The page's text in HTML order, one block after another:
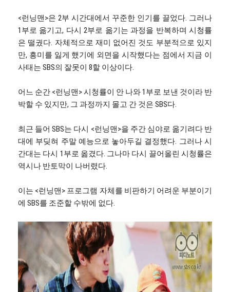
<런닝맨>은 2부 시간대에서 꾸준한 인기를 끌었다. 그러나
1부로 옮기고, 다시 2부로 옮기는 과정을 반복하며 시청률
은 떨궜다. 자체적으로 재미 없어진 것도 부분적으로 있지
만, 흥미를 잃게 했기에 외면을 시작했다는 점에서 지금 이
사태는 SBS의 잘못이 8할 이상이다.
어느 순간 <런닝맨> 시청률이 안 나와 1부로 보낸 것이라 반
박할 수 있지만, 그 과정까지 몰고 간 것은 SBS다.
최근 들어 SBS는 다시 <런닝맨>을 주간 심야로 옮기려다 반
대에 부딪혀 주말 예능으로 놓아두길 결정했다. 그러나 시
간대는 다시 1부로 옮겼다. 그나마 다시 끌어올린 시청률은
역시나 반토막이 나버렸다.
이는 <런닝맨> 프로그램 자체를 비판하기 어려운 부분이기
에 SBS를 조준할 수밖에 없다.